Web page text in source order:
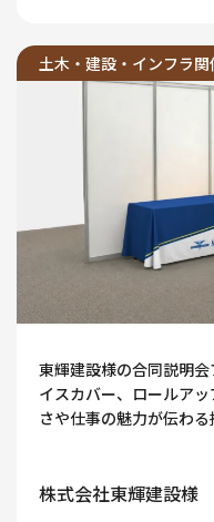
土木・建設・インフラ関
東輝建設様の合同説明会
イスカバー、ロールア
さや仕事の魅力が伝わ
株式会社東輝建設様